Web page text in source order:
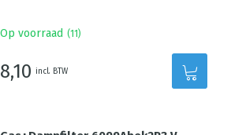
Op voorraad (11 )
8,10 incl. BTW